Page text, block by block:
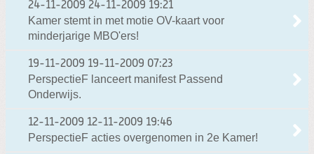
24-11-2009 24-11-2009 19:21
Kamer stemt in met motie OV-kaart voor
minderjarige MBO'ers!
19-11-2009 19-11-2009 07:23
PerspectieF lanceert manifest Passend
Onderwijs.
12-11-2009 12-11-2009 19:46
PerspectieF acties overgenomen in 2e Kamer!